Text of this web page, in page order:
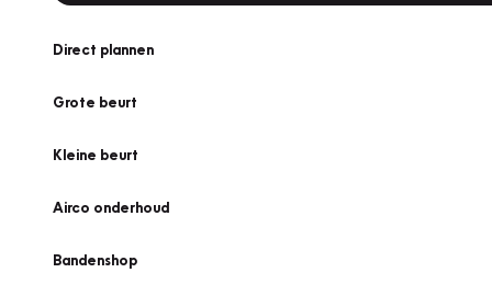
Direct plannen
Grote beurt
Kleine beurt
Airco onderhoud
Bandenshop